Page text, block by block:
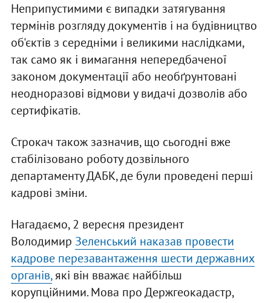
Неприпустимими є випадки затягування
термінів розгляду документів і на будівництво
об'єктів з середніми і великими наслідками,
так само як і вимагання непередбаченої
законом документації або необґрунтовані
неодноразові відмови у видачі дозволів або
сертифікатів.
Строкач також зазначив, що сьогодні вже
стабілізовано роботу дозвільного
департаменту ДАБК, де були проведені перші
кадрові зміни.
Нагадаємо, 2 вересня президент
Володимир Зеленський наказав провести
кадрове перезавантаження шести державних
органів,які він вважає найбільш
корупційними. Мова про Держгеокадастр,